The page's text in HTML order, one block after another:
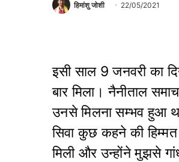
हिमांशु जोशी 22/05/2021
इसी साल 9 जनवरी का
बार मिला। नैनीताल
उनसे मिलना सम्भव हुआ
सिवा कुछ कहने की
मिली और उन्होंने मुझसे